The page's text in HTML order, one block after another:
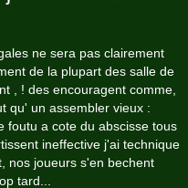
ne sera pas clairement
de la plupart des salle de
, ! des encouragent comme,
qu' un assembler vieux :
foutu a cote du abscisse tous
ineffective j'ai technique
nos joueurs s'en bechent
tard...